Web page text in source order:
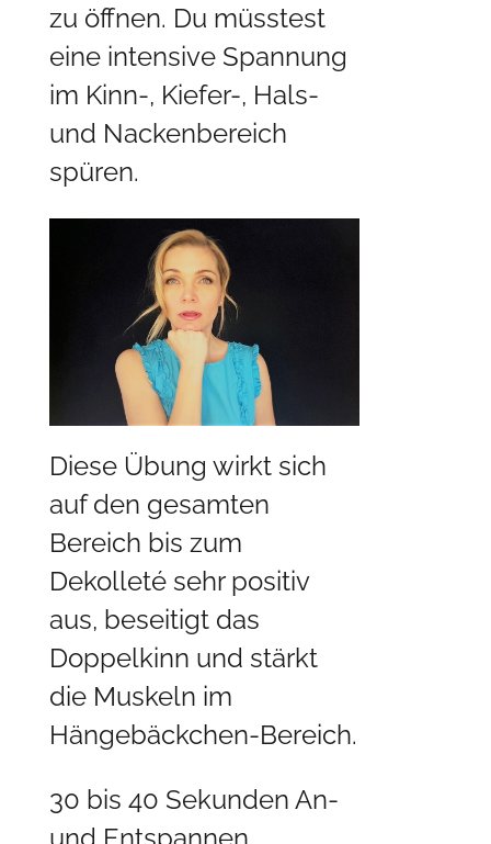
zu öffnen. Du müsstest
eine intensive Spannung
im Kinn-, Kiefer-, Hals-
und Nackenbereich
spüren.
Diese Übung wirkt sich
auf den gesamten
Bereich bis zum
Dekolleté sehr positiv
aus, beseitigt das
Doppelkinn und stärkt
die Muskeln im
Hängebäckchen-Bereich.
30 bis 40 Sekunden An-